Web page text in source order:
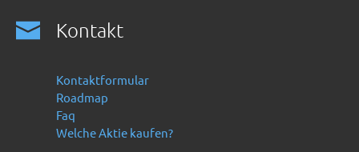
Kontakt
Kontaktformular
Roadmap
Faq
Welche Aktie kaufen?